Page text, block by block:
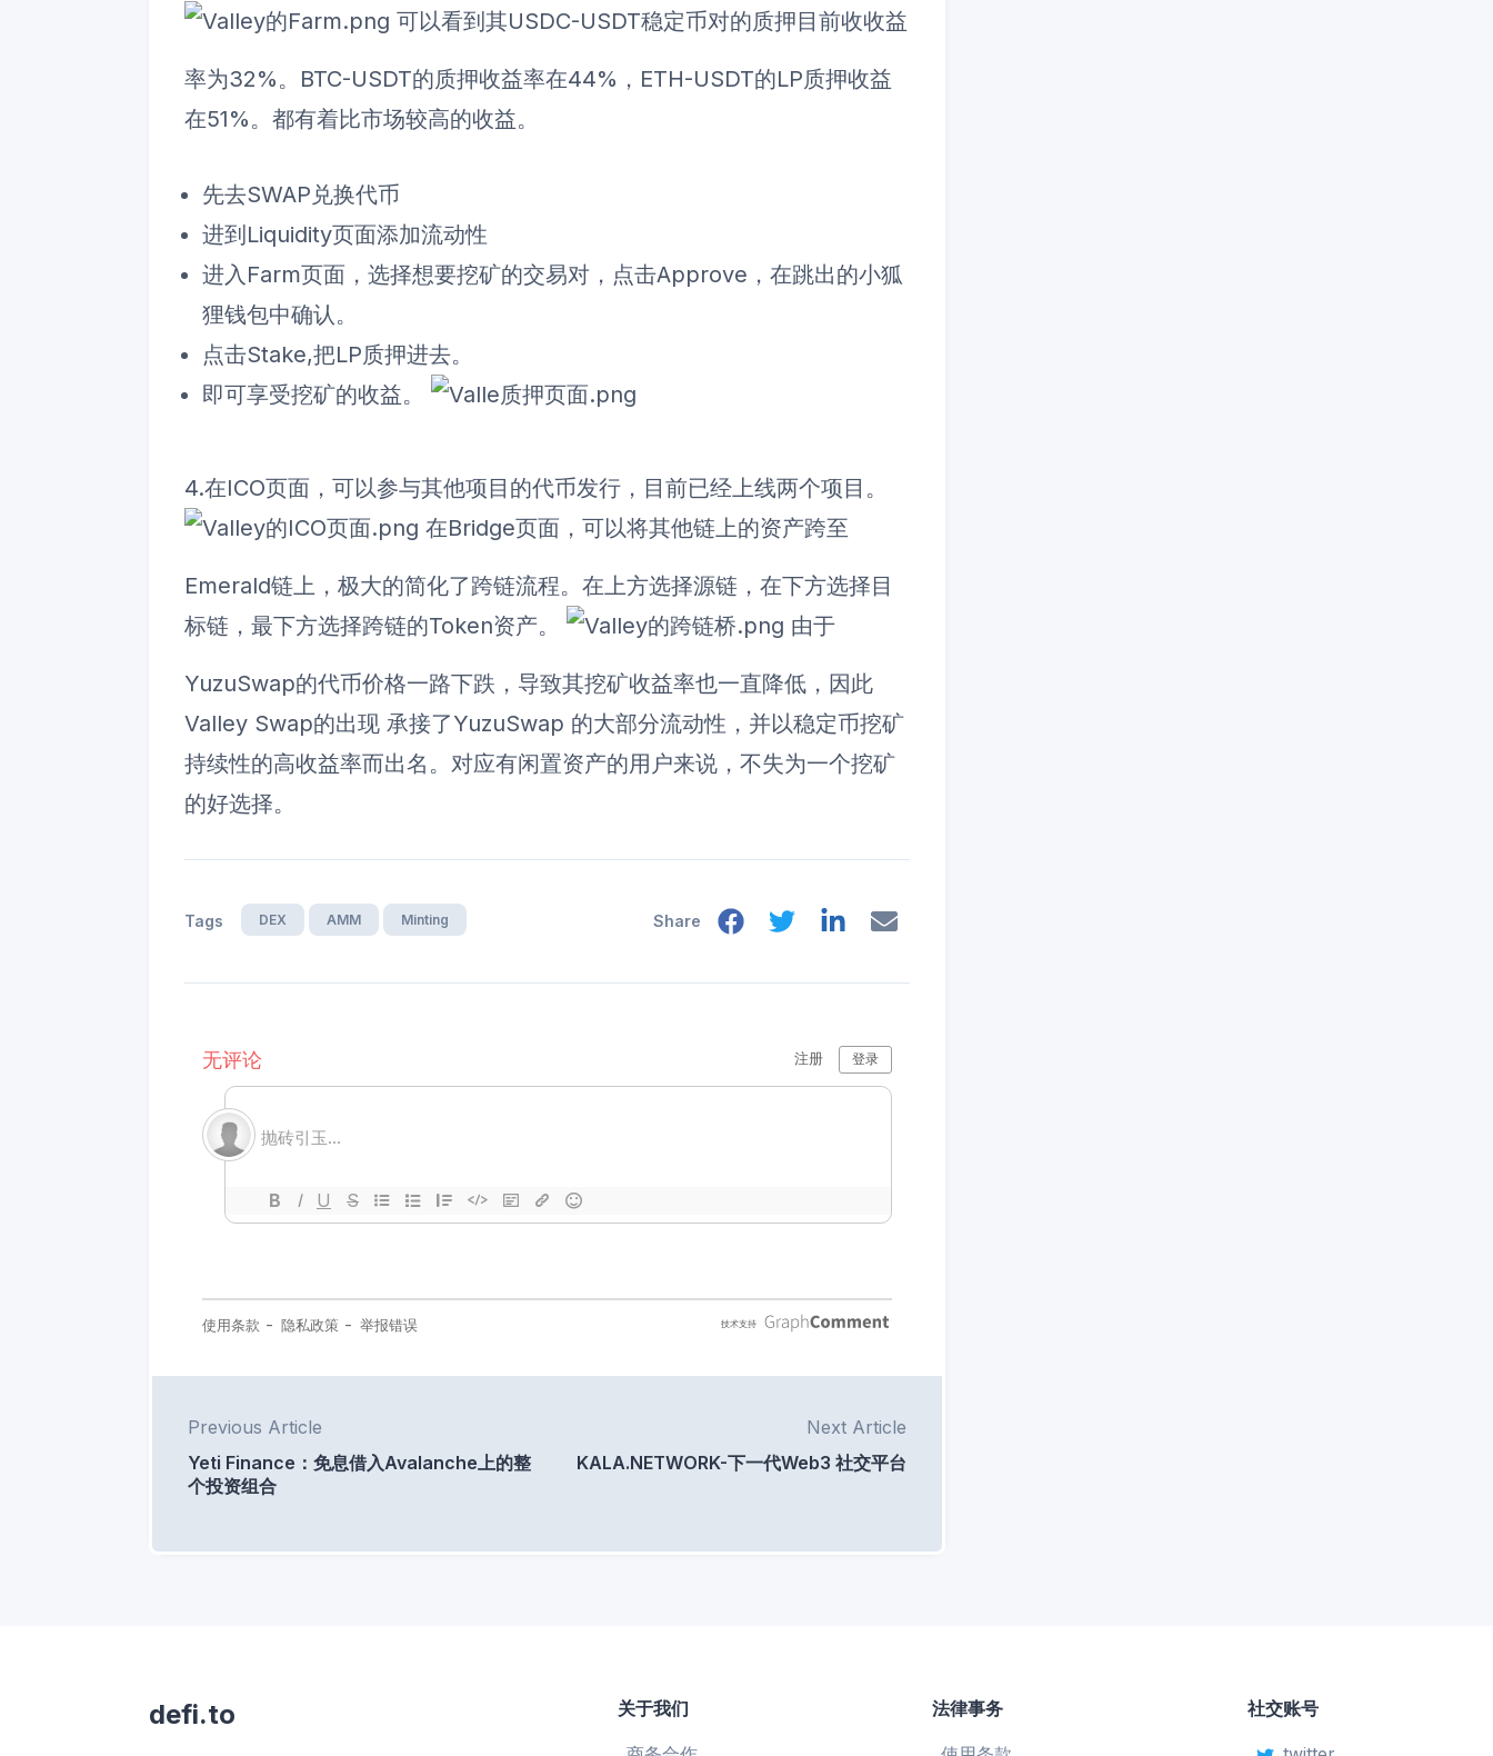
可以看到其USDC-USDT稳定币对的质押目前收收益
率为32%。BTC-USDT的质押收益率在44%，ETH-USDT的LP质押收益
在51%。都有着比市场较高的收益。
先去SWAP兑换代币
进到Liquidity页面添加流动性
进入Farm页面，选择想要挖矿的交易对，点击Approve，在跳出的小狐
狸钱包中确认。
点击Stake,把LP质押进去。
即可享受挖矿的收益。
4.在ICO页面，可以参与其他项目的代币发行，目前已经上线两个项目。
在Bridge页面，可以将其他链上的资产跨至
Emerald链上，极大的简化了跨链流程。在上方选择源链，在下方选择目
标链，最下方选择跨链的Token资产。
由于
YuzuSwap的代币价格一路下跌，导致其挖矿收益率也一直降低，因此
Valley Swap的出现 承接了YuzuSwap 的大部分流动性，并以稳定币挖矿
持续性的高收益率而出名。对应有闲置资产的用户来说，不失为一个挖矿
的好选择。
Tags DEX AMM Minting Share
Previous Article
Yeti Finance：免息借入Avalanche上的整
个投资组合
Next Article
KALA.NETWORK-下一代Web3 社交平台
defi.to 关于我们 法律事务 社交账号